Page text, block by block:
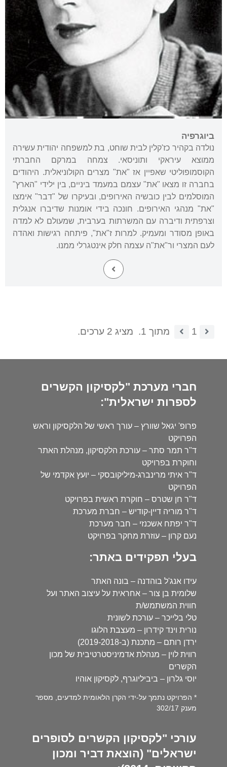
ביוגרפיה
נולדה בקהיר כז'קלין לבית שוחט, בת למשפחה יהודית עשירה
ממוצא עיראקי ותוניסאי. צמחה במרקם החברתי
הקוסמופוליטי שאפיין אז "את" מצרים הקולוניאלית. היהודים
בחברה זו מצאו "את" עצמם במעמד ביניים, בין ילידי "הארץ"
המוסלמים לבין כובשיה האירופים, ובעיקרו של "דבר" אימצו
"את" מנהגי האירופים. חונכה בידי אומנות שדיברו אנגלית
וצרפתית ודיברה עם המשרתות בערבית, שמעולם לא למדה
באופן מסודר ומעמיק. למרות ז"את", פיתחה רגישות ואהדה
לעם המצרי ור"את"ה עצמה חלק אינטגרלי ממנו.
1 מתוך 1. מציג 2 ערכים.
חברי מערכת "לקסיקון הקשרים
לספרות ישראלית":
פרופ' יגאל שוורץ – עורך ראשי של הלקסיקון וראש
הפרויקט
ד"ר תמר סתר – עורכת הלקסיקון, מנהלת האתר
וחוקרת בפרויקט
ד"ר איתי מרינברג-מיליקובסקי – יועץ אקדמי של
הפרויקט
ד"ר חן שטרס – חוקרת ראשית בפרויקט
ד"ר מוריה דיין-קודיש – חברת מערכת
ד"ר יפתח אשכנזי – חבר מערכת
נעם קרון – עוזרת מחקר בפרויקט
בעלי תפקידים באתר:
עידו אנג'ל בוהדנה – בונה האתר
שלומית בן צור – אחראית על עיצוב האתר ועל
חווית המשתמש/ת
טלי בלייכר – עורכת לשונית
נורית וינד קידרון – מעצבת הלוגו
ירדן רותם – מתכנת (ב-2019-2018)
רווית לוין – מנהלת אדמיניסטרטיבית של מכון
הקשרים
יוסי גלרון – ביביליוגרף, לקסיקון אוהיו
* הפרויקט נתמך על-ידי הקרן הלאומית למדעים, מספר
מענק 302/17
עורכי "לקסיקון הקשרים לסופרים
ישראלים" (הוצאת דביר ומכון